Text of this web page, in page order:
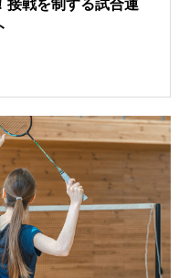
接戦を制する試合運